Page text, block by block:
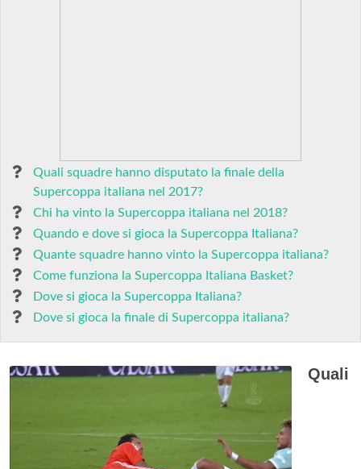
Quali squadre hanno disputato la finale della
Supercoppa italiana nel 2017?
Chi ha vinto la Supercoppa italiana nel 2018?
Quando e dove si gioca la Supercoppa Italiana?
Quante squadre hanno vinto la Supercoppa italiana?
Come funziona la Supercoppa Italiana Basket?
Dove si gioca la Supercoppa Italiana?
Dove si gioca la finale di Supercoppa italiana?
Quali